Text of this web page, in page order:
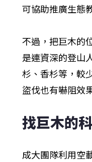
可協助推廣生態
不過，把巨木的
是連資深的登山
杉、香杉等，較
盜伐也有嚇阻效
找巨木的
成大團隊利用空